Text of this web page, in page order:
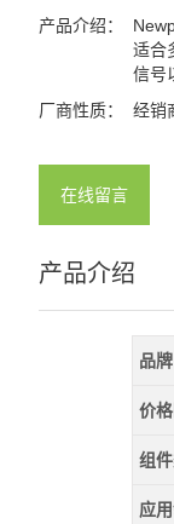
激光功率计
产品介绍：
适合
信号
厂商性质：
经销
在线留言
产品介绍
品牌
价
组
应